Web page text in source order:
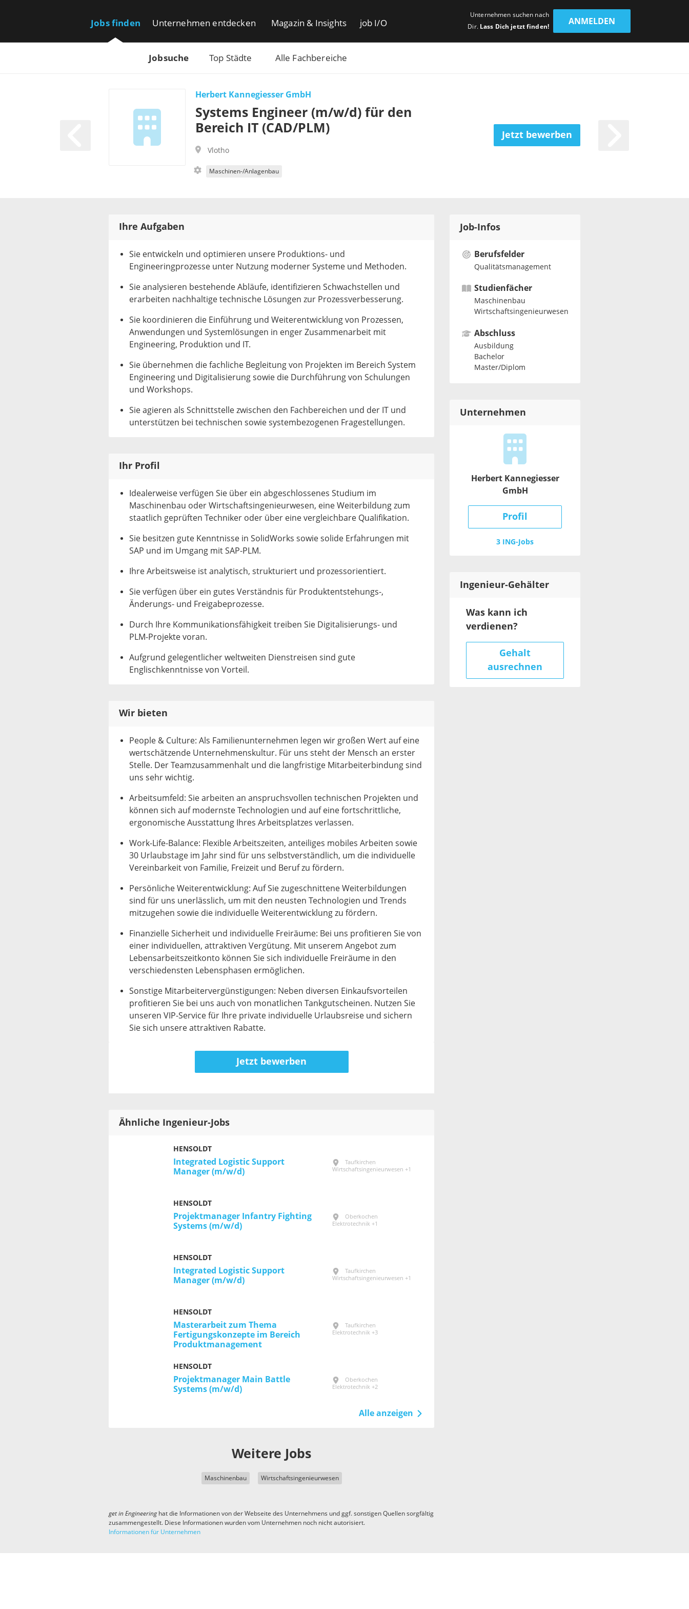
Jobs finden
Jobsuche Top Städte Alle Fachbereiche
Unternehmen entdecken Magazin & Insights job I/O
Unternehmen suchen nach
Dir. Lass Dich jetzt finden!
ANMELDEN
Herbert Kannegiesser GmbH
Systems Engineer (m/w/d) für den
Bereich IT (CAD/PLM)
Vlotho
Maschinen-/Anlagenbau
Jetzt bewerben
Ihre Aufgaben
Sie entwickeln und optimieren unsere Produktions- und
Engineeringprozesse unter Nutzung moderner Systeme und Methoden.
Sie analysieren bestehende Abläufe, identifizieren Schwachstellen und
erarbeiten nachhaltige technische Lösungen zur Prozessverbesserung.
Sie koordinieren die Einführung und Weiterentwicklung von Prozessen,
Anwendungen und Systemlösungen in enger Zusammenarbeit mit
Engineering, Produktion und IT.
Sie übernehmen die fachliche Begleitung von Projekten im Bereich System
Engineering und Digitalisierung sowie die Durchführung von Schulungen
und Workshops.
Sie agieren als Schnittstelle zwischen den Fachbereichen und der IT und
unterstützen bei technischen sowie systembezogenen Fragestellungen.
Ihr Profil
Idealerweise verfügen Sie über ein abgeschlossenes Studium im
Maschinenbau oder Wirtschaftsingenieurwesen, eine Weiterbildung zum
staatlich geprüften Techniker oder über eine vergleichbare Qualifikation.
Sie besitzen gute Kenntnisse in SolidWorks sowie solide Erfahrungen mit
SAP und im Umgang mit SAP-PLM.
Ihre Arbeitsweise ist analytisch, strukturiert und prozessorientiert.
Sie verfügen über ein gutes Verständnis für Produktentstehungs-,
Änderungs- und Freigabeprozesse.
Durch Ihre Kommunikationsfähigkeit treiben Sie Digitalisierungs‑ und
PLM‑Projekte voran.
Aufgrund gelegentlicher weltweiten Dienstreisen sind gute
Englischkenntnisse von Vorteil.
Wir bieten
People & Culture: Als Familienunternehmen legen wir großen Wert auf eine
wertschätzende Unternehmenskultur. Für uns steht der Mensch an erster
Stelle. Der Teamzusammenhalt und die langfristige Mitarbeiterbindung sind
uns sehr wichtig.
Arbeitsumfeld: Sie arbeiten an anspruchsvollen technischen Projekten und
können sich auf modernste Technologien und auf eine fortschrittliche,
ergonomische Ausstattung Ihres Arbeitsplatzes verlassen.
Work-Life-Balance: Flexible Arbeitszeiten, anteiliges mobiles Arbeiten sowie
30 Urlaubstage im Jahr sind für uns selbstverständlich, um die individuelle
Vereinbarkeit von Familie, Freizeit und Beruf zu fördern.
Persönliche Weiterentwicklung: Auf Sie zugeschnittene Weiterbildungen
sind für uns unerlässlich, um mit den neusten Technologien und Trends
mitzugehen sowie die individuelle Weiterentwicklung zu fördern.
Finanzielle Sicherheit und individuelle Freiräume: Bei uns profitieren Sie von
einer individuellen, attraktiven Vergütung. Mit unserem Angebot zum
Lebensarbeitszeitkonto können Sie sich individuelle Freiräume in den
verschiedensten Lebensphasen ermöglichen.
Sonstige Mitarbeitervergünstigungen: Neben diversen Einkaufsvorteilen
profitieren Sie bei uns auch von monatlichen Tankgutscheinen. Nutzen Sie
unseren VIP-Service für Ihre private individuelle Urlaubsreise und sichern
Sie sich unsere attraktiven Rabatte.
Jetzt bewerben
Job-Infos
Berufsfelder
Qualitätsmanagement
Studienfächer
Maschinenbau
Wirtschaftsingenieurwesen
Abschluss
Ausbildung
Bachelor
Master/Diplom
Unternehmen
Herbert Kannegiesser
GmbH
Profil
3 ING-Jobs
Ingenieur-Gehälter
Was kann ich
verdienen?
Gehalt
ausrechnen
Ähnliche Ingenieur-Jobs
HENSOLDT
Integrated Logistic Support
Manager (m/w/d)
Taufkirchen
Wirtschaftsingenieurwesen +1
HENSOLDT
Projektmanager Infantry Fighting
Systems (m/w/d)
Oberkochen
Elektrotechnik +1
HENSOLDT
Integrated Logistic Support
Manager (m/w/d)
Taufkirchen
Wirtschaftsingenieurwesen +1
HENSOLDT
Masterarbeit zum Thema
Fertigungskonzepte im Bereich
Produktmanagement
Taufkirchen
Elektrotechnik +3
HENSOLDT
Projektmanager Main Battle
Systems (m/w/d)
Oberkochen
Elektrotechnik +2
Alle anzeigen
Weitere Jobs
Maschinenbau Wirtschaftsingenieurwesen
get in Engineeringhat die Informationen von der Webseite des Unternehmens und ggf. sonstigen Quellen sorgfältig
zusammengestellt. Diese Informationen wurden vom Unternehmen noch nicht autorisiert.
Informationen für Unternehmen